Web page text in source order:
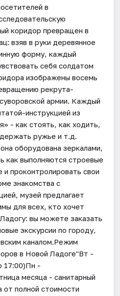
в
коридор превращен в
взяв в руки деревянное
форму, каждый
себя солдатом
изображены восемь
рекрута-
армии. Каждый
инструкцией из
- как стоять, как ходить,
ружье и т.д.
оборудована зеркалами,
как выполняются строевые
и проконтролировать свои
знакомства с
музей предлагает
для всех, кто хочет
вы можете заказать
экскурсии по городу,
каналом.Режим
в Новой Ладоге"Вт -
17:00)Пн -
месяца - санитарный
от полной стоимости